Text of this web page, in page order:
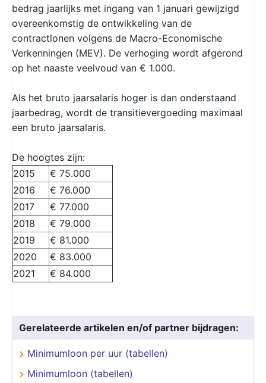
bedrag jaarlijks met ingang van 1 januari gewijzigd
overeenkomstig de ontwikkeling van de
contractlonen volgens de Macro-Economische
Verkenningen (MEV). De verhoging wordt afgerond
op het naaste veelvoud van € 1.000.
Als het bruto jaarsalaris hoger is dan onderstaand
jaarbedrag, wordt de transitievergoeding maximaal
een bruto jaarsalaris.
De hoogtes zijn:
2015
€ 75.000
2016
€ 76.000
2017
€ 77.000
2018
€ 79.000
2019
€ 81.000
2020
€ 83.000
2021
€ 84.000
Gerelateerde artikelen en/of partner bijdragen:
Minimumloon per uur (tabellen)
Minimumloon (tabellen)